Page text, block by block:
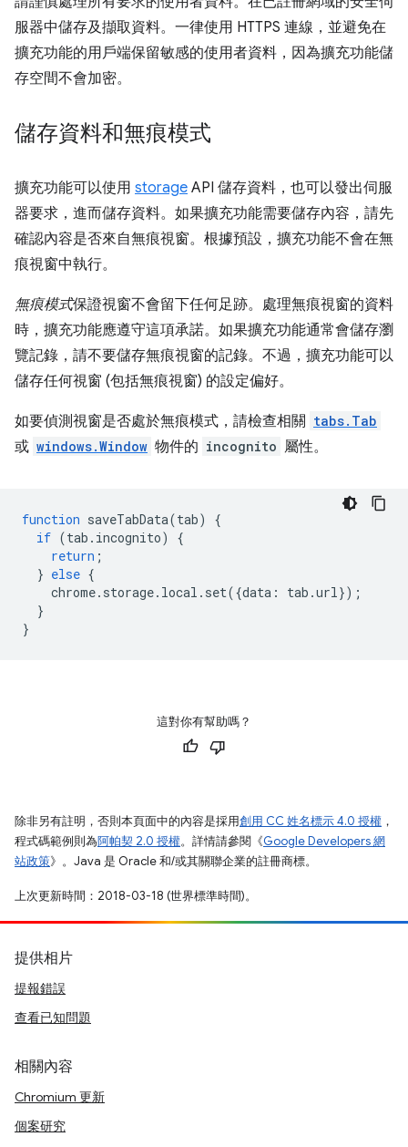
服器中儲存及擷取資料。一律使用 HTTPS 連線，並避免在
擴充功能的用戶端保留敏感的使用者資料，因為擴充功能儲
存空間不會加密。
儲存資料和無痕模式
擴充功能可以使用 storage API 儲存資料，也可以發出伺服
器要求，進而儲存資料。如果擴充功能需要儲存內容，請先
確認內容是否來自無痕視窗。根據預設，擴充功能不會在無
痕視窗中執行。
無痕模式保證視窗不會留下任何足跡。處理無痕視窗的資料
時，擴充功能應遵守這項承諾。如果擴充功能通常會儲存瀏
覽記錄，請不要儲存無痕視窗的記錄。不過，擴充功能可以
儲存任何視窗 (包括無痕視窗) 的設定偏好。
如要偵測視窗是否處於無痕模式，請檢查相關 tabs.Tab
或 windows.Window 物件的 incognito 屬性。
function saveTabData(tab)
{
if (tab . incognito)
{
return ;
} else {
chrome. storage. local . set({data : tab .url});
}
}
這對你有幫助嗎？
除非另有註明，否則本頁面中的內容是採用創用 CC 姓名標示 4.0 授權 ，
程式碼範例則為阿帕契 2.0 授權。詳情請參閱《Google Developers 網
站政策》。Java 是 Oracle 和/或其關聯企業的註冊商標。
上次更新時間：2018-03-18 (世界標準時間)。
提供相片
提報錯誤
查看已知問題
相關內容
Chromium 更新
個案研究